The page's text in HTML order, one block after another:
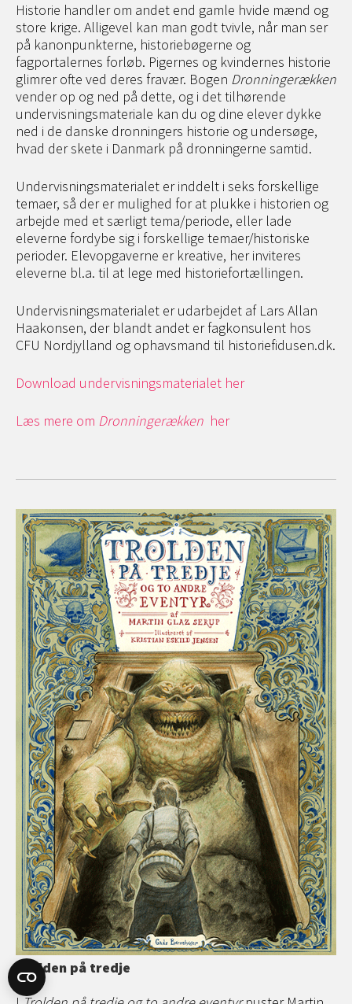
Historie handler om andet end gamle hvide mænd og
store krige. Alligevel kan man godt tvivle, når man ser
på kanonpunkterne, historiebøgerne og
fagportalernes forløb. Pigernes og kvindernes historie
glimrer ofte ved deres fravær. Bogen Dronningerækken
vender op og ned på dette, og i det tilhørende
undervisningsmateriale kan du og dine elever dykke
ned i de danske dronningers historie og undersøge,
hvad der skete i Danmark på dronningerne samtid.
Undervisningsmaterialet er inddelt i seks forskellige
temaer, så der er mulighed for at plukke i historien og
arbejde med et særligt tema/periode, eller lade
eleverne fordybe sig i forskellige temaer/historiske
perioder. Elevopgaverne er kreative, her inviteres
eleverne bl.a. til at lege med historiefortællingen.
Undervisningsmaterialet er udarbejdet af Lars Allan
Haakonsen, der blandt andet er fagkonsulent hos
CFU Nordjylland og ophavsmand til historiefidusen.dk.
Download undervisningsmaterialet her
Læs mere om Dronningerækken her
Trolden på tredje